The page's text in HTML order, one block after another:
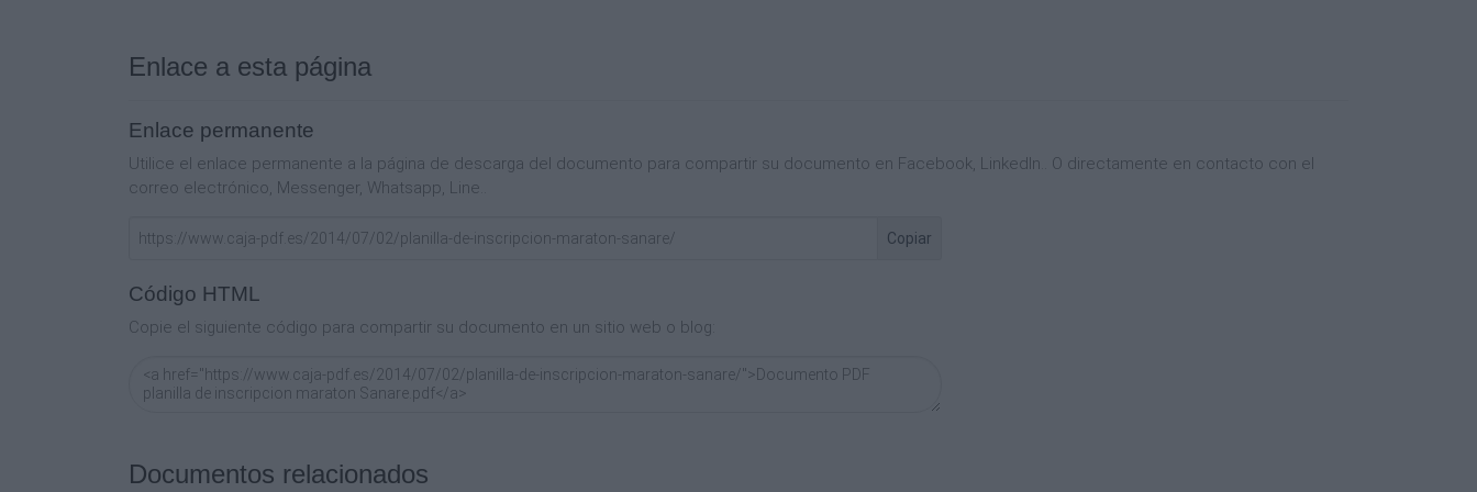
Enlace a esta página
Enlace permanente
Utilice el enlace permanente a la página de descarga del documento para compartir su documento en Facebook, LinkedIn.. O directamente en contacto con el
correo electrónico, Messenger, Whatsapp, Line..
Copiar
Código HTML
Copie el siguiente código para compartir su documento en un sitio web o blog:
Documentos relacionados